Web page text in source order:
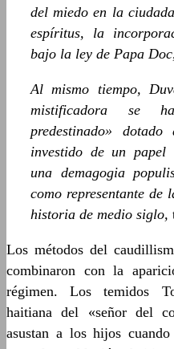
del miedo en la
espíritus, la
bajo la ley de Papa
Al mismo tiempo,
mistificadora se
predestinado» dotado
investido de un papel
una demagogia
como representante de
historia de medio siglo,
Los métodos del
combinaron con la
régimen. Los temidos
haitiana del «señor del
asustan a los hijos